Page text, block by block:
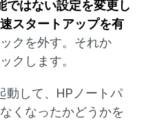
ではない設定を変更し
スタートアップを有
クを外す。それか
クします。
動して、HPノートパ
くなったかどうかを